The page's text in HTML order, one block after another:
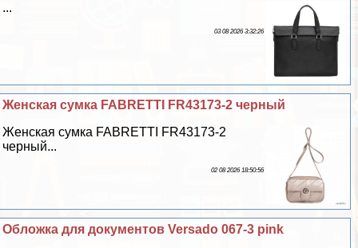
...
03 08 2026 3:32:26
Женская сумка FABRETTI FR43173-2 черный
Женская сумка FABRETTI FR43173-2
черный...
02 08 2026 18:50:56
Обложка для документов Versado 067-3 pink